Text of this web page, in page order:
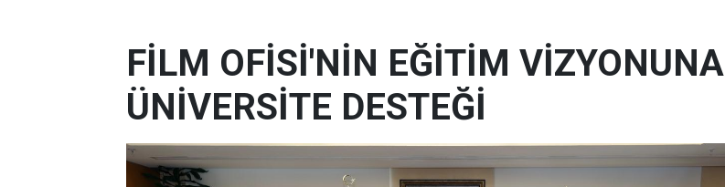
FİLM OFİSİ'NİN EĞİTİM VİZYONUNA
ÜNİVERSİTE DESTEĞİ